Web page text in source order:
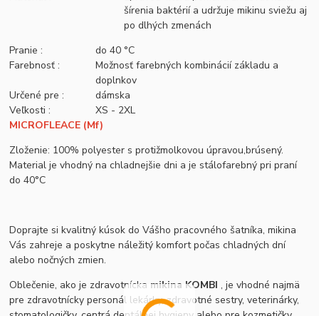
šírenia baktérií a udržuje mikinu sviežu aj
po dlhých zmenách
Pranie :
do 40 °C
Farebnosť :
Možnosť farebných kombinácií základu a
doplnkov
Určené pre :
dámska
Veľkosti :
XS - 2XL
MICROFLEACE (Mf)
Zloženie: 100% polyester s protižmolkovou úpravou,brúsený.
Material je vhodný na chladnejšie dni a je stálofarebný pri praní
do 40°C
Doprajte si kvalitný kúsok do Vášho pracovného šatníka, mikina
Vás zahreje a poskytne náležitý komfort počas chladných dní
alebo nočných zmien.
Oblečenie, ako je zdravotnícka mikina KOMBI , je vhodné najmä
pre zdravotnícky personál lekárky, zdravotné sestry, veterinárky,